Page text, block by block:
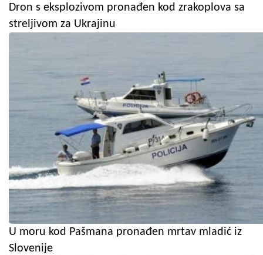
Dron s eksplozivom pronađen kod zrakoplova sa
streljivom za Ukrajinu
U moru kod Pašmana pronađen mrtav mladić iz
Slovenije